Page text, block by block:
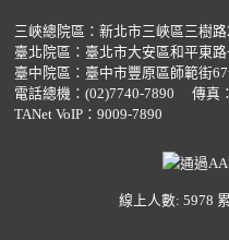
三峽總院區：新北市三峽區三樹
臺北院區：臺北市大安區和平東
臺中院區：臺中市豐原區師範街
電話總機： (02)7740-7890
傳真
TANet VoIP：9009-7890
線上人數: 5978